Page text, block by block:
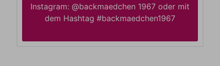
Instagram: @backmaedchen 1967 oder mit
dem Hashtag #backmaedchen1967